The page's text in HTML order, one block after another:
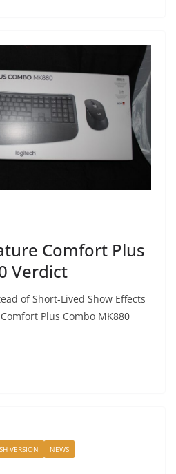
Comfort Plus
Verdict
of Short-Lived Show Effects
Plus Combo MK880
VERSION NEWS